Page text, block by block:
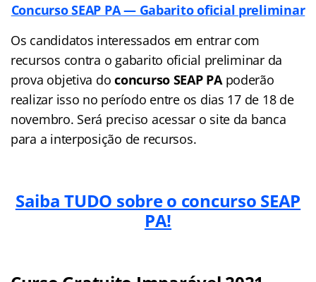
Concurso SEAP PA — Gabarito oficial preliminar
Os candidatos interessados em entrar com
recursos contra o gabarito oficial preliminar da
prova objetiva doconcurso SEAP PApoderão
realizar isso no período entre os dias 17 de 18 de
novembro. Será preciso acessar o site da banca
para a interposição de recursos.
Saiba TUDO sobre o concurso SEAP
PA!